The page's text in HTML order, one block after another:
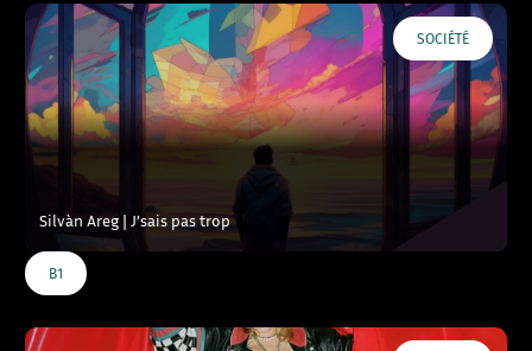
SOCIÉTÉ
Silvàn Areg | J’sais pas trop
B1